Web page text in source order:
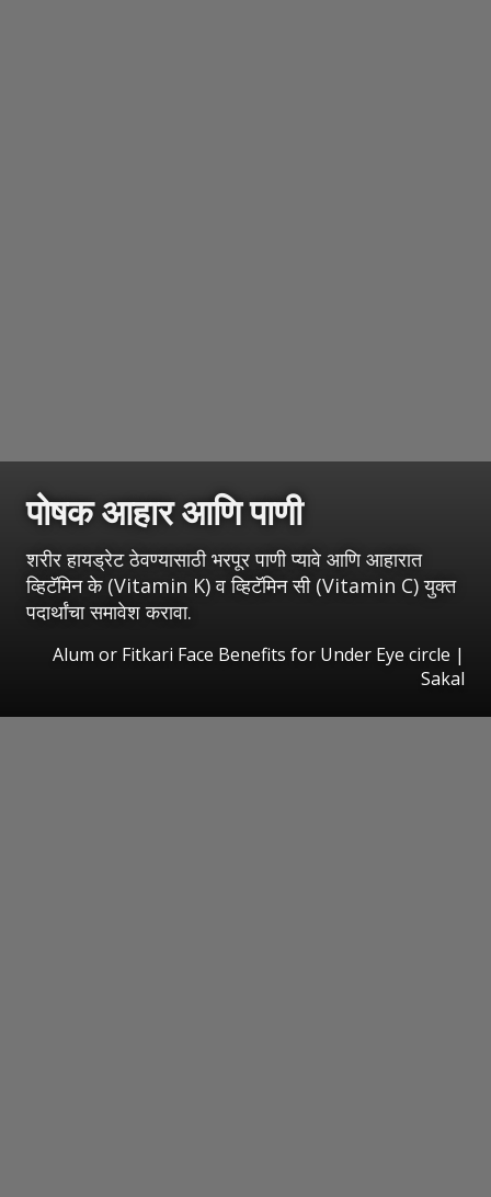
पोषक आहार आणि पाणी
शरीर हायड्रेट ठेवण्यासाठी भरपूर पाणी प्यावे आणि आहारात
व्हिटॅमिन के (Vitamin K) व व्हिटॅमिन सी (Vitamin C) युक्त
पदार्थांचा समावेश करावा.
Alum or Fitkari Face Benefits for Under Eye circle |
Sakal